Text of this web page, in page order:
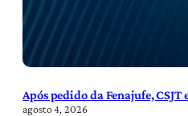
Após pedido da Fenajufe,
agosto 4, 2026